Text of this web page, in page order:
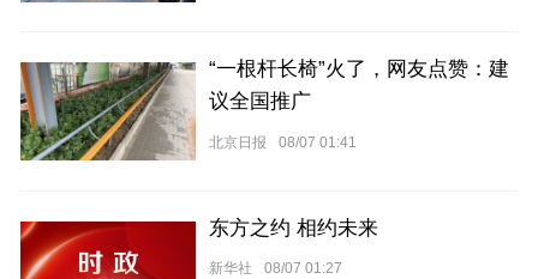
“一根杆长椅”火了，网友点赞：建
议全国推广
北京日报 08/07 01:41
东方之约 相约未来
新华社 08/07 01:27